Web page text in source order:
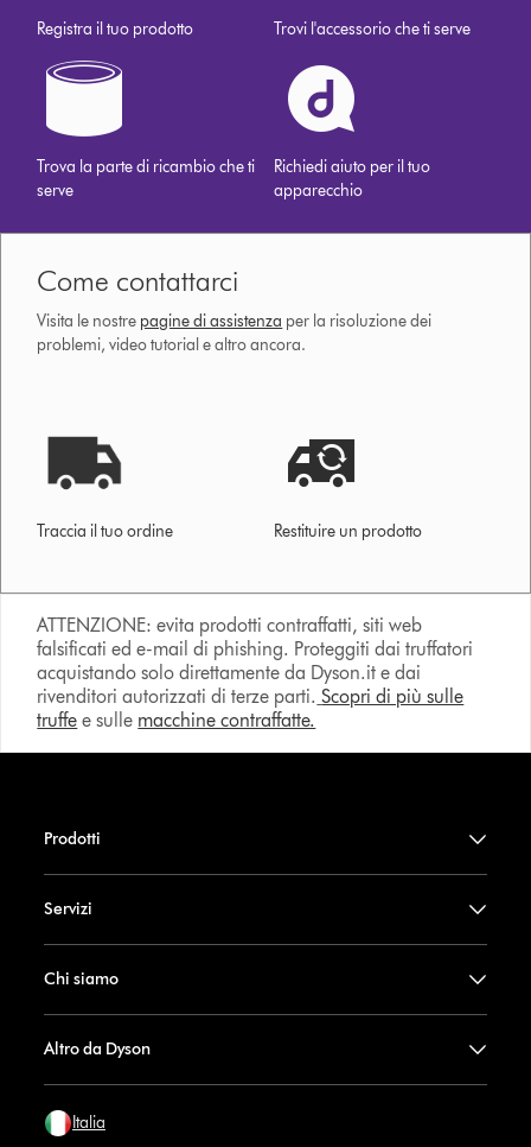
Registra il tuo prodotto Trovi l'accessorio che ti serve
Trova la parte di ricambio che ti
serve
Richiedi aiuto per il tuo
apparecchio
Come contattarci
Visita le nostre pagine di assistenza per la risoluzione dei
problemi, video tutorial e altro ancora.
Traccia il tuo ordine Restituire un prodotto
ATTENZIONE: evita prodotti contraffatti, siti web
falsificati ed e-mail di phishing. Proteggiti dai truffatori
acquistando solo direttamente da Dyson.it e dai
rivenditori autorizzati di terze parti. Scopri di più sulle
truffe e sulle macchine contraffatte.
Prodotti
Servizi
Chi siamo
Altro da Dyson
Italia